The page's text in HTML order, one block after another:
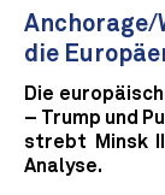
Anchorage/
die
Die
– Trump und
strebt Minsk
Analyse.